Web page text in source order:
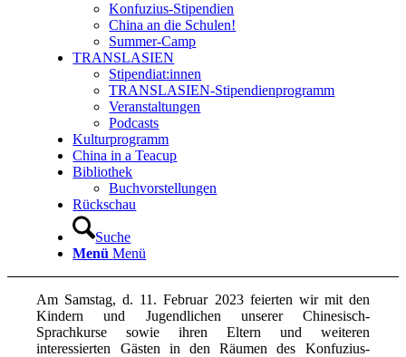
Konfuzius-Stipendien
China an die Schulen!
Summer-Camp
TRANSLASIEN
Stipendiat:innen
TRANSLASIEN-Stipendienprogramm
Veranstaltungen
Podcasts
Kulturprogramm
China in a Teacup
Bibliothek
Buchvorstellungen
Rückschau
Suche
Menü Menü
Am Samstag, d. 11. Februar 2023 feierten wir mit den
Kindern und Jugendlichen unserer Chinesisch-
Sprachkurse sowie ihren Eltern und weiteren
interessierten Gästen in den Räumen des Konfuzius-